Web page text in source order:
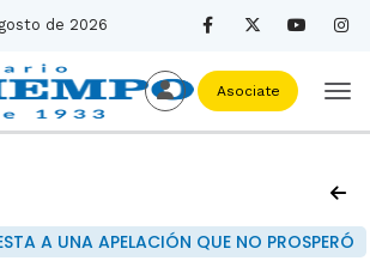
de 2026
Asociate
A UNA APELACIÓN QUE NO PROSPERÓ